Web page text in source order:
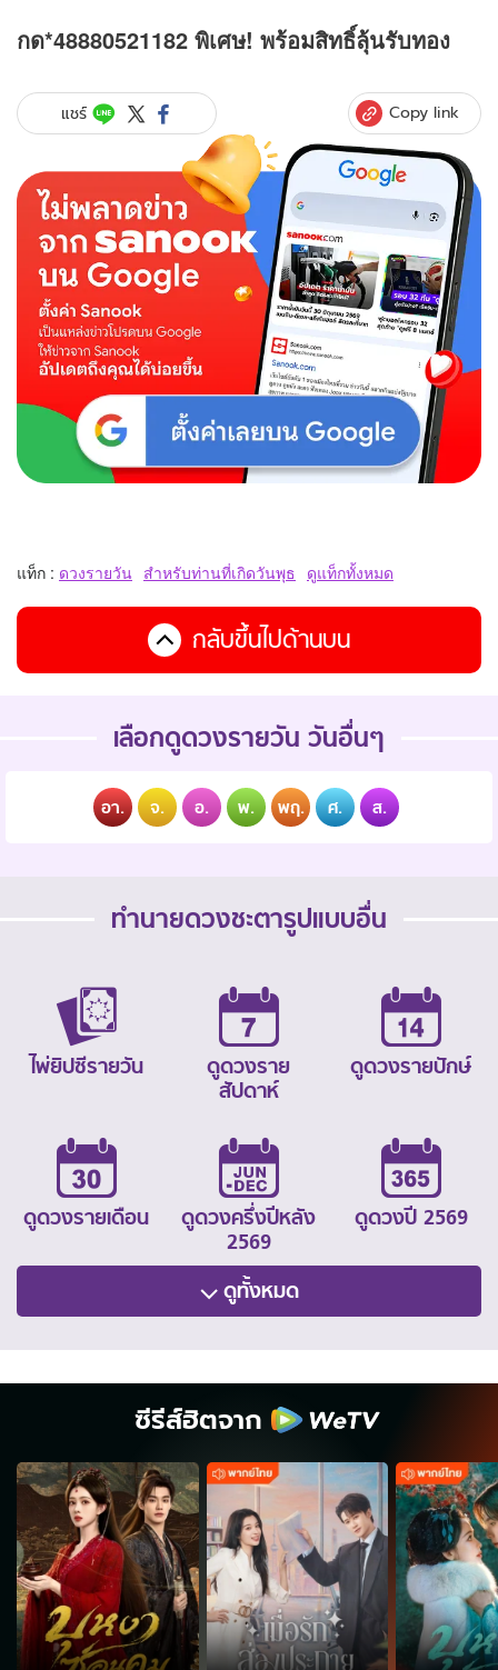
กด*48880521182 พิเศษ! พร้อมสิทธิ์ลุ้นรับทอง
แชร์ Copy link
แท็ก : ดวงรายวัน สำหรับท่านที่เกิดวันพุธ ดูแท็กทั้งหมด
กลับขึ้นไปด้านบน
เลือกดูดวงรายวัน วันอื่นๆ
อา. จ. อ. พ. พฤ. ศ. ส.
ทำนายดวงชะตารูปแบบอื่น
ไพ่ยิปซีรายวัน
ดูดวงราย
สัปดาห์
ดูดวงรายปักษ์
ดูดวงรายเดือน
ดูดวงครึ่งปีหลัง
2569
ดูดวงปี 2569
ดูทั้งหมด
ซีรีส์ฮิตจาก